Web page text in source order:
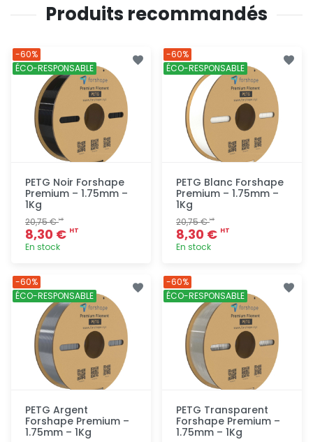
Produits recommandés
PETG Noir Forshape
Premium – 1.75mm –
1Kg
20,75 €HT
8,30 € HT
En stock
rapide
-60%
ÉCO-RESPONSABLE
PETG Blanc Forshape
Premium – 1.75mm –
1Kg
20,75 €HT
8,30 € HT
En stock
rapide
-60%
ÉCO-RESPONSABLE
PETG Argent
Forshape Premium –
1.75mm – 1Kg
-60%
ÉCO-RESPONSABLE
PETG Transparent
Forshape Premium –
1.75mm – 1Kg
-60%
ÉCO-RESPONSABLE